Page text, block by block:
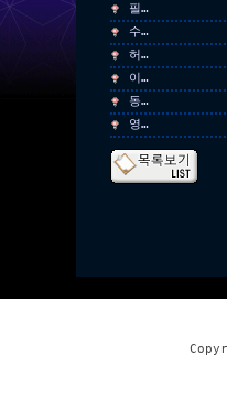
필…
수…
허…
이…
동…
영…